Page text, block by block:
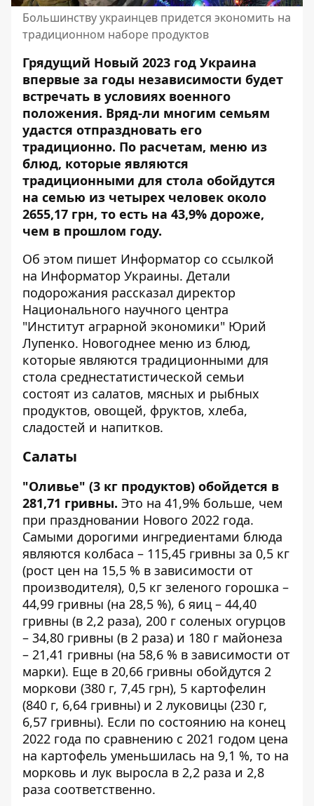
Большинству украинцев придется экономить на
традиционном наборе продуктов
Грядущий Новый 2023 год Украина
впервые за годы независимости будет
встречать в условиях военного
положения. Вряд-ли многим семьям
удастся отпраздновать его
традиционно. По расчетам, меню из
блюд, которые являются
традиционными для стола обойдутся
на семью из четырех человек около
2655,17 грн, то есть на 43,9% дороже,
чем в прошлом году.
Об этом пишет Информатор со ссылкой
на Информатор Украины. Детали
подорожания рассказал директор
Национального научного центра
"Институт аграрной экономики" Юрий
Лупенко. Новогоднее меню из блюд,
которые являются традиционными для
стола среднестатистической семьи
состоят из салатов, мясных и рыбных
продуктов, овощей, фруктов, хлеба,
сладостей и напитков.
Салаты
"Оливье" (3 кг продуктов) обойдется в
281,71 гривны. Это на 41,9% больше, чем
при праздновании Нового 2022 года.
Самыми дорогими ингредиентами блюда
являются колбаса – 115,45 гривны за 0,5 кг
(рост цен на 15,5 % в зависимости от
производителя), 0,5 кг зеленого горошка –
44,99 гривны (на 28,5 %), 6 яиц – 44,40
гривны (в 2,2 раза), 200 г соленых огурцов
– 34,80 гривны (в 2 раза) и 180 г майонеза
– 21,41 гривны (на 58,6 % в зависимости от
марки). Еще в 20,66 гривны обойдутся 2
моркови (380 г, 7,45 грн), 5 картофелин
(840 г, 6,64 гривны) и 2 луковицы (230 г,
6,57 гривны). Если по состоянию на конец
2022 года по сравнению с 2021 годом цена
на картофель уменьшилась на 9,1 %, то на
морковь и лук выросла в 2,2 раза и 2,8
раза соответственно.